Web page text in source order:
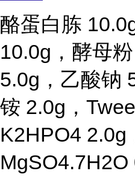
酪蛋白胨
10.0g，酵母
5.0g，乙酸钠
铵 2.0g，
K2HPO4 2.0g
MgSO4.7H2O